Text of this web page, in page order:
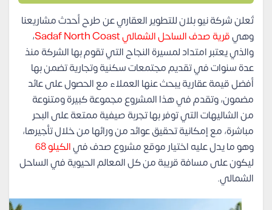
تُعلن شركة نيو بلان للتطوير العقاري عن طرح أحدث مشاريعنا
وهيقرية صدف الساحل الشمالي Sadaf North Coast
،
والذي يعتبر امتداد لمسيرة النجاح التي تقوم بها الشركة منذ
عدة سنوات في تقديم مجتمعات سكنية وتجارية تضمن بها
أفضل قيمة عقارية يبحث عنها العملاء مع الحصول على عائد
مضمون، وتقدم في هذا المشروع مجموعة كبيرة ومتنوعة
من الشاليهات التي توفر بها تجربة صيفية ممتعة على البحر
مباشرة، مع إمكانية تحقيق عوائد من ورائها من خلال تأجيرها،
وهو ما يدل عليه اختيار موقع مشروع صدف فيالكيلو 68
ليكون على مسافة قريبة من كل المعالم الحيوية في الساحل
الشمالي.